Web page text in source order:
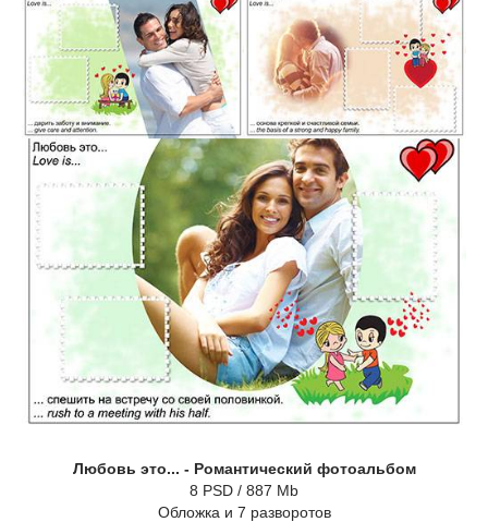
Любовь это... - Романтический фотоальбом
8 PSD / 887 Mb
Обложка и 7 разворотов